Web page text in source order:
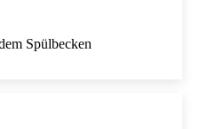
Spülbecken